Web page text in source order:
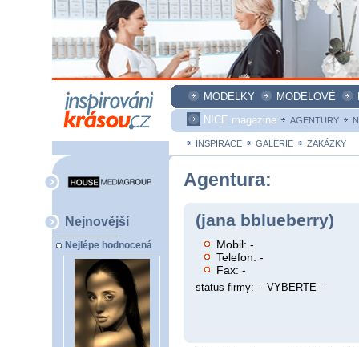
MODELKY MODELOVÉ
NICE magazine
AGENTURY
INSPIRACE GALERIE ZAKÁZKY
Nejnovější
Nejlépe hodnocená
Agentura:
(jana bblueberry)
Mobil: -
Telefon: -
Fax: -
status firmy: -- VYBERTE --